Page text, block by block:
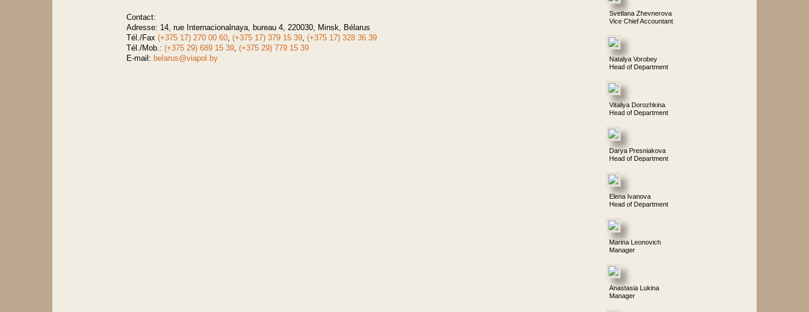
Contact:
Adresse: 14, rue Internacionalnaya, bureau 4, 220030, Minsk, Bélarus
Tél./Fax (+375 17) 270 00 60, (+375 17) 379 15 39, (+375 17) 328 36 39
Tél./Mob.: (+375 29) 689 15 39, (+375 29) 779 15 39
E-mail: belarus@viapol.by
Svetlana Zhevnerova
Vice Chief Accountant
Natalya Vorobey
Head of Department
Vitaliya Dorozhkina
Head of Department
Darya Presniakova
Head of Department
Elena Ivanova
Head of Department
Marina Leonovich
Manager
Anastasia Lukina
Manager